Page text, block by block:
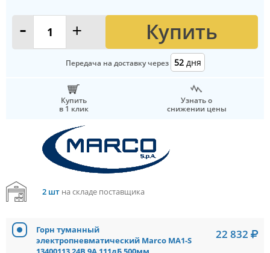
- + Купить
Передача на доставку через 52 дня
Купить
в 1 клик
Узнать о
снижении цены
2 штна складе поставщика
Горн туманный
электропневматический Marco MA1-S
22 832